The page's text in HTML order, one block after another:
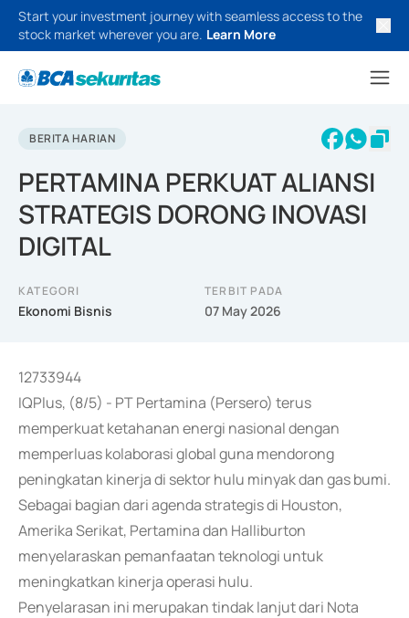
Start your investment journey with seamless access to the
stock market wherever you are. Learn More
BERITA HARIAN
PERTAMINA PERKUAT ALIANSI
STRATEGIS DORONG INOVASI
DIGITAL
KATEGORI
Ekonomi Bisnis
TERBIT PADA
07 May 2026
12733944
IQPlus, (8/5) - PT Pertamina (Persero) terus
memperkuat ketahanan energi nasional dengan
memperluas kolaborasi global guna mendorong
peningkatan kinerja di sektor hulu minyak dan gas bumi.
Sebagai bagian dari agenda strategis di Houston,
Amerika Serikat, Pertamina dan Halliburton
menyelaraskan pemanfaatan teknologi untuk
meningkatkan kinerja operasi hulu.
Penyelarasan ini merupakan tindak lanjut dari Nota